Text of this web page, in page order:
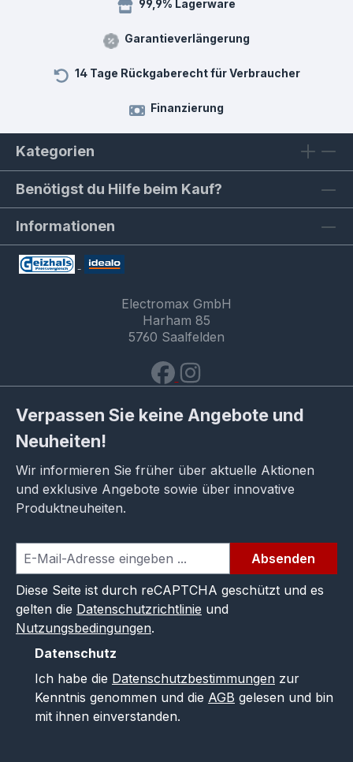
99,9% Lagerware
Garantieverlängerung
14 Tage Rückgaberecht für Verbraucher
Finanzierung
Kategorien
Benötigst du Hilfe beim Kauf?
Informationen
Electromax GmbH
Harham 85
5760 Saalfelden
Verpassen Sie keine Angebote und
Neuheiten!
Wir informieren Sie früher über aktuelle Aktionen
und exklusive Angebote sowie über innovative
Produktneuheiten.
Absenden
Diese Seite ist durch reCAPTCHA geschützt und es
gelten die Datenschutzrichtlinie und
Nutzungsbedingungen.
Datenschutz
Ich habe die Datenschutzbestimmungen zur
Kenntnis genommen und die AGB gelesen und bin
mit ihnen einverstanden.